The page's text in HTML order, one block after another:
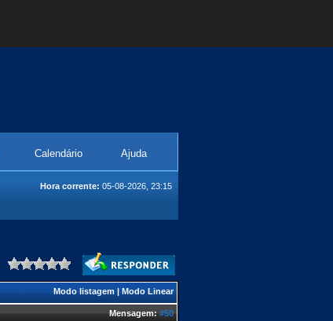
Calendário Ajuda
Hora corrente: 05-08-2026, 23:15
Modo listagem | Modo Linear
Mensagem:#50